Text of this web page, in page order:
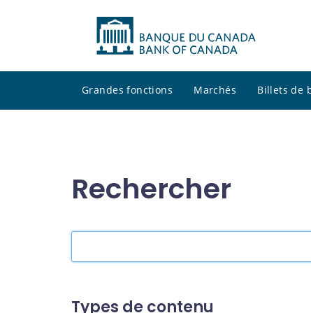
Grandes fonctions Marchés Billets de
Rechercher
site
Types de contenu